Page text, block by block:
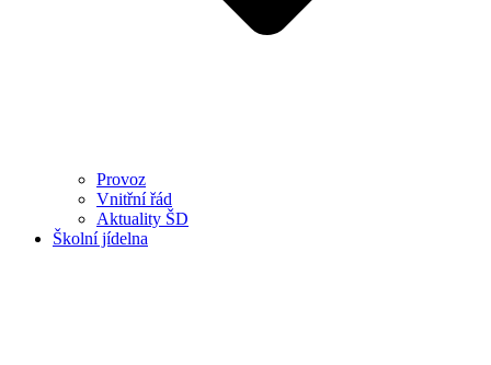
Provoz
Vnitřní řád
Aktuality ŠD
Školní jídelna